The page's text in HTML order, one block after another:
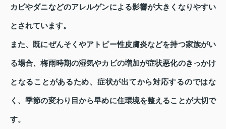
カビやダニなどのアレルゲンによる影響が大きくなりやすい
とされています。
また、既にぜんそくやアトピー性皮膚炎などを持つ家族がい
る場合、梅雨時期の湿気やカビの増加が症状悪化のきっかけ
となることがあるため、症状が出てから対応するのではな
く、季節の変わり目から早めに住環境を整えることが大切で
す。